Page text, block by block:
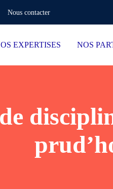
Nous contacter
EXPERTISES NOS